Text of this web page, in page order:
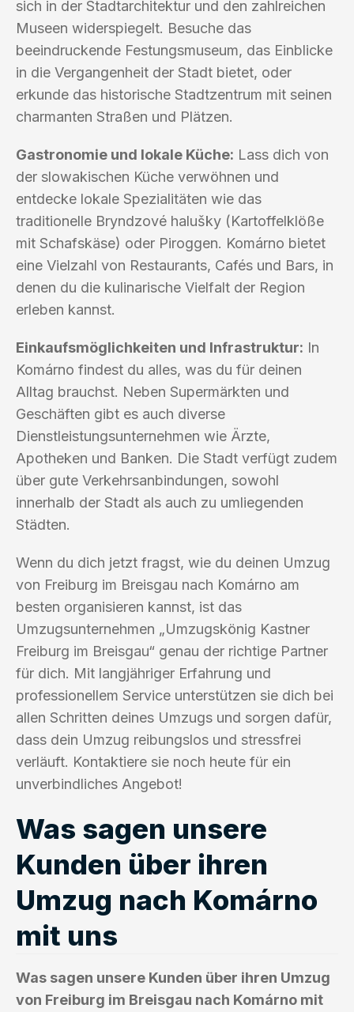
sich in der Stadtarchitektur und den zahlreichen
Museen widerspiegelt. Besuche das
beeindruckende Festungsmuseum, das Einblicke
in die Vergangenheit der Stadt bietet, oder
erkunde das historische Stadtzentrum mit seinen
charmanten Straßen und Plätzen.
Gastronomie und lokale Küche: Lass dich von
der slowakischen Küche verwöhnen und
entdecke lokale Spezialitäten wie das
traditionelle Bryndzové halušky (Kartoffelklöße
mit Schafskäse) oder Piroggen. Komárno bietet
eine Vielzahl von Restaurants, Cafés und Bars, in
denen du die kulinarische Vielfalt der Region
erleben kannst.
Einkaufsmöglichkeiten und Infrastruktur: In
Komárno findest du alles, was du für deinen
Alltag brauchst. Neben Supermärkten und
Geschäften gibt es auch diverse
Dienstleistungsunternehmen wie Ärzte,
Apotheken und Banken. Die Stadt verfügt zudem
über gute Verkehrsanbindungen, sowohl
innerhalb der Stadt als auch zu umliegenden
Städten.
Wenn du dich jetzt fragst, wie du deinen Umzug
von Freiburg im Breisgau nach Komárno am
besten organisieren kannst, ist das
Umzugsunternehmen „Umzugskönig Kastner
Freiburg im Breisgau“ genau der richtige Partner
für dich. Mit langjähriger Erfahrung und
professionellem Service unterstützen sie dich bei
allen Schritten deines Umzugs und sorgen dafür,
dass dein Umzug reibungslos und stressfrei
verläuft. Kontaktiere sie noch heute für ein
unverbindliches Angebot!
Was sagen unsere
Kunden über ihren
Umzug nach Komárno
mit uns
Was sagen unsere Kunden über ihren Umzug
von Freiburg im Breisgau nach Komárno mit